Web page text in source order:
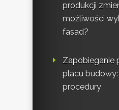
produkcji
możliwości
fasad?
Zapobieganie
placu
procedury